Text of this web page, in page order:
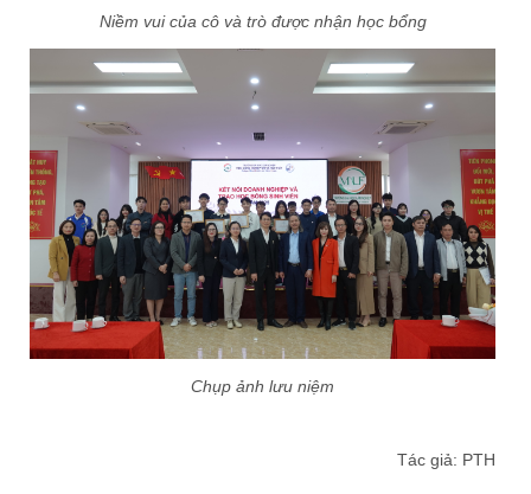
Niềm vui của cô và trò được nhận học bổng
Chụp ảnh lưu niệm
Tác giả: PTH